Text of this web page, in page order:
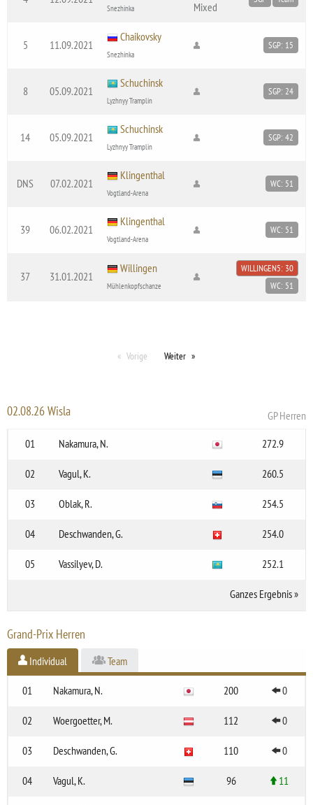
Snezhinka Mixed
5 11.09.2021
Chaikovsky
Snezhinka
SGP: 15
8 05.09.2021
Schuchinsk
Lyzhnyy Tramplin
SGP: 24
14 05.09.2021
Schuchinsk
Lyzhnyy Tramplin
SGP: 42
DNS 07.02.2021
Klingenthal
Vogtland-Arena
WC: 51
39 06.02.2021
Klingenthal
Vogtland-Arena
WC: 51
37 31.01.2021
Willingen
Mühlenkopfschanze
WILLINGEN5: 30
WC: 51
Vorige Weiter
02.08.26 Wisla
GP Herren
01
Nakamura, N. 272.9
02 Vagul, K. 260.5
03 Oblak, R. 254.5
04 Deschwanden, G. 254.0
05 Vassilyev, D. 252.1
Ganzes Ergebnis»
Grand-Prix Herren
Individual Team
01 Nakamura, N. 200 0
02 Woergoetter, M. 112 0
03 Deschwanden, G. 110 0
04 Vagul, K. 96 11